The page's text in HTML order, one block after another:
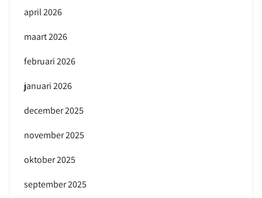
april 2026
maart 2026
februari 2026
januari 2026
december 2025
november 2025
oktober 2025
september 2025